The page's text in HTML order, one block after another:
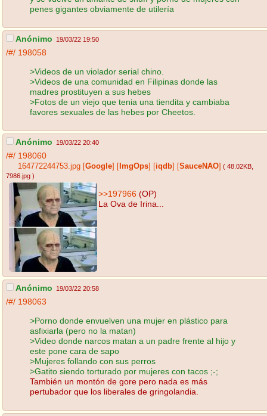
penes gigantes obviamente de utilería
Anónimo 19/03/22 19:50
/#/ 198058
>Videos de un violador serial chino.
>Videos de una comunidad en Filipinas donde las
madres prostituyen a sus hebes
>Fotos de un viejo que tenia una tiendita y cambiaba
favores sexuales de las hebes por Cheetos.
Anónimo 19/03/22 20:40
/#/ 198060
164772244753.jpg Google ImgOps iqdb SauceNAO ( 48.02KB
7986.jpg )
>>197966 (OP)
La Ova de Irina...
Anónimo 19/03/22 20:58
/#/ 198063
>Porno donde envuelven una mujer en plástico para
asfixiarla (pero no la matan)
>Video donde narcos matan a un padre frente al hijo y
este pone cara de sapo
>Mujeres follando con sus perros
>Gatito siendo torturado por mujeres con tacos ;-;
También un montón de gore pero nada es más
pertubador que los liberales de gringolandia.